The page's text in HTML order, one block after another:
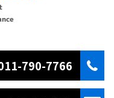
790-7766